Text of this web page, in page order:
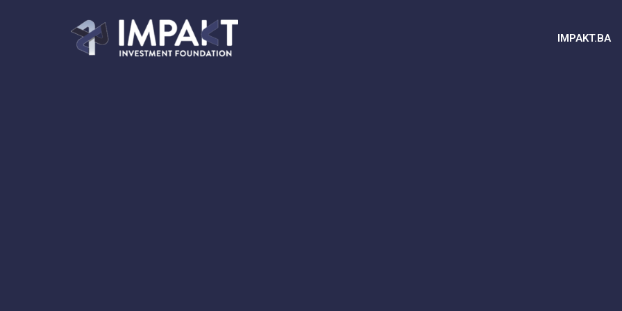
IMPAKT.BA